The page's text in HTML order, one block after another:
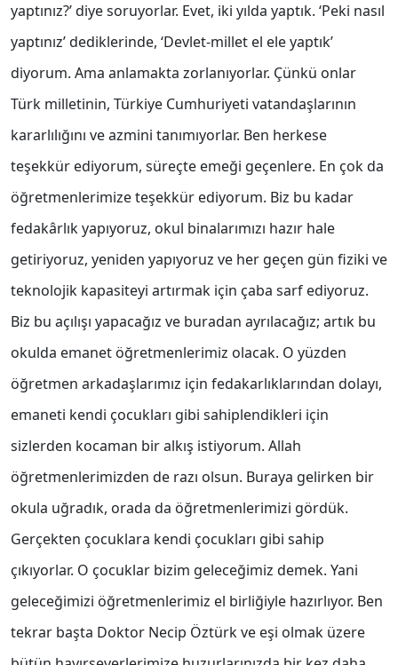
yaptınız?’ diye soruyorlar. Evet, iki yılda yaptık. ‘Peki nasıl
yaptınız’ dediklerinde, ‘Devlet-millet el ele yaptık’
diyorum. Ama anlamakta zorlanıyorlar. Çünkü onlar
Türk milletinin, Türkiye Cumhuriyeti vatandaşlarının
kararlılığını ve azmini tanımıyorlar. Ben herkese
teşekkür ediyorum, süreçte emeği geçenlere. En çok da
öğretmenlerimize teşekkür ediyorum. Biz bu kadar
fedakârlık yapıyoruz, okul binalarımızı hazır hale
getiriyoruz, yeniden yapıyoruz ve her geçen gün fiziki ve
teknolojik kapasiteyi artırmak için çaba sarf ediyoruz.
Biz bu açılışı yapacağız ve buradan ayrılacağız; artık bu
okulda emanet öğretmenlerimiz olacak. O yüzden
öğretmen arkadaşlarımız için fedakarlıklarından dolayı,
emaneti kendi çocukları gibi sahiplendikleri için
sizlerden kocaman bir alkış istiyorum. Allah
öğretmenlerimizden de razı olsun. Buraya gelirken bir
okula uğradık, orada da öğretmenlerimizi gördük.
Gerçekten çocuklara kendi çocukları gibi sahip
çıkıyorlar. O çocuklar bizim geleceğimiz demek. Yani
geleceğimizi öğretmenlerimiz el birliğiyle hazırlıyor. Ben
tekrar başta Doktor Necip Öztürk ve eşi olmak üzere